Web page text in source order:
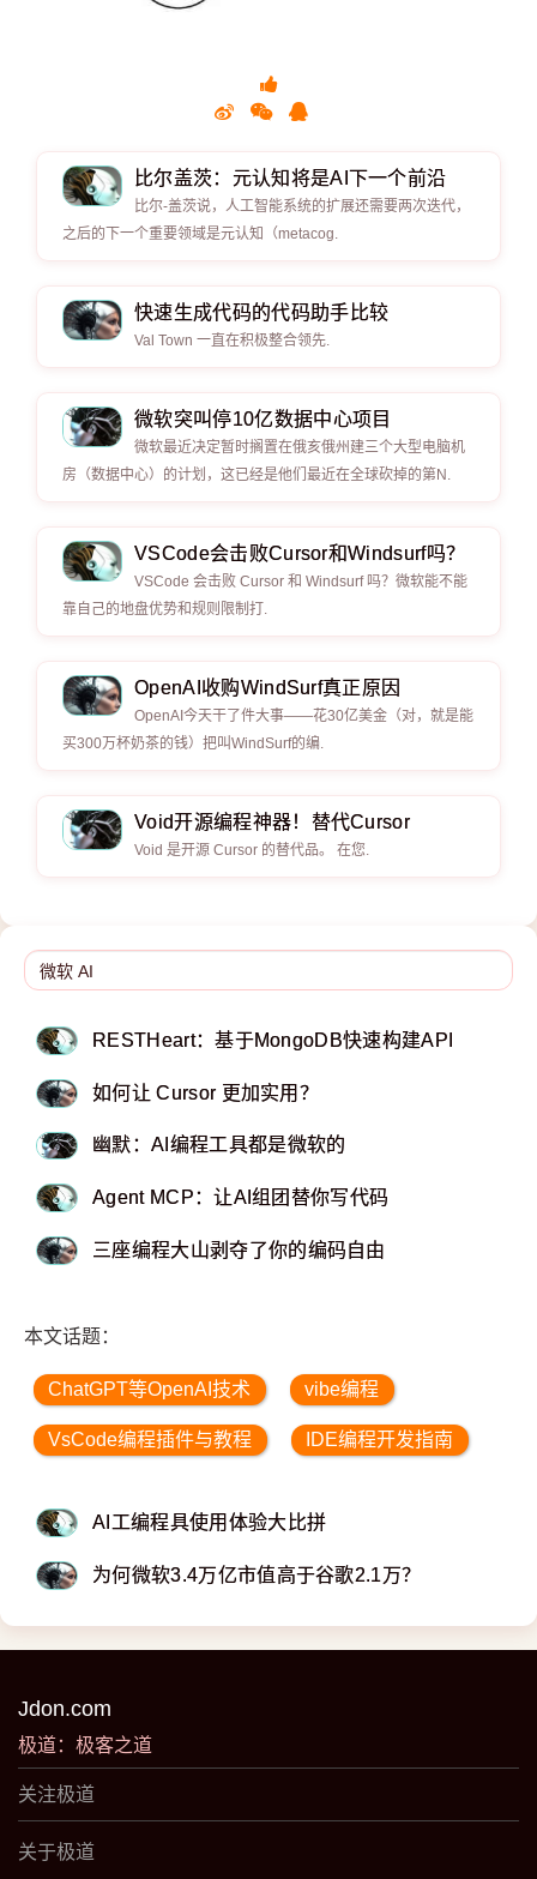
比尔盖茨：元认知将是AI下一个前沿
比尔-盖茨说，人工智能系统的扩展还需要两次迭代，
之后的下一个重要领域是元认知（metacog.
快速生成代码的代码助手比较
Val Town 一直在积极整合领先.
微软突叫停10亿数据中心项目
微软最近决定暂时搁置在俄亥俄州建三个大型电脑机
房（数据中心）的计划，这已经是他们最近在全球砍掉的第N.
VSCode会击败Cursor和Windsurf吗？
VSCode 会击败 Cursor 和 Windsurf 吗？微软能不能
靠自己的地盘优势和规则限制打.
OpenAI收购WindSurf真正原因
OpenAI今天干了件大事——花30亿美金（对，就是能
买300万杯奶茶的钱）把叫WindSurf的编.
Void开源编程神器！替代Cursor
Void 是开源 Cursor 的替代品。 在您.
RESTHeart：基于MongoDB快速构建API
如何让 Cursor 更加实用？
幽默：AI编程工具都是微软的
Agent MCP：让AI组团替你写代码
三座编程大山剥夺了你的编码自由
本文话题：
ChatGPT等OpenAI技术 vibe编程
VsCode编程插件与教程 IDE编程开发指南
AI工编程具使用体验大比拼
为何微软3.4万亿市值高于谷歌2.1万？
Jdon.com
极道：极客之道
关注极道
关于极道